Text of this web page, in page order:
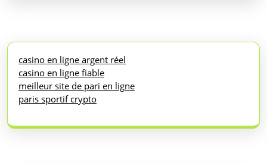
casino en ligne argent réel
casino en ligne fiable
meilleur site de pari en ligne
paris sportif crypto